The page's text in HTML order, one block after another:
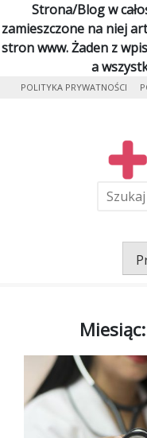
Strona/Blog w
zamieszczone na niej
stron www. Żaden z
a
SkipPOLITYKA PRYWATNOŚCI
Szukaj:
Miesiąc: